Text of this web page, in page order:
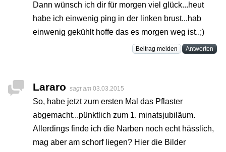
Dann wünsch ich dir für morgen viel glück...heut
habe ich einwenig ping in der linken brust...hab
einwenig gekühlt hoffe das es morgen weg ist..;)
Beitrag melden Antworten
Lararo sagt am 03.03.2015
So, habe jetzt zum ersten Mal das Pflaster
abgemacht...pünktlich zum 1. minatsjubiläum.
Allerdings finde ich die Narben noch echt hässlich,
mag aber am schorf liegen? Hier die Bilder